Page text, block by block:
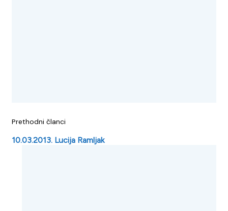
Prethodni članci
10.03.2013. Lucija Ramljak